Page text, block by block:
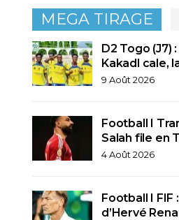
MEGA TIRAGE
D2 Togo (J7)
Kakadl cale,
9 Août 2026
Football I
Salah file en
4 Août 2026
Football I FIF
d’Hervé